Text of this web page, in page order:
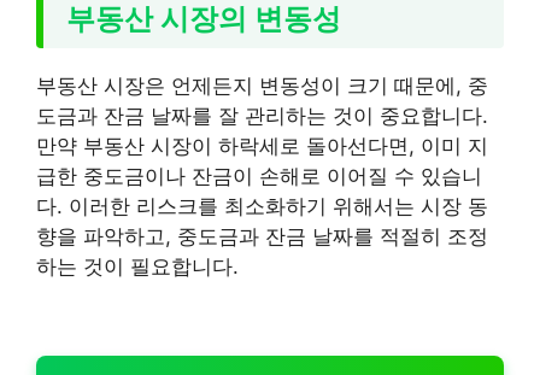
부동산 시장의 변동성
부동산 시장은 언제든지 변동성이 크기 때문에, 중
도금과 잔금 날짜를 잘 관리하는 것이 중요합니다.
만약 부동산 시장이 하락세로 돌아선다면, 이미 지
급한 중도금이나 잔금이 손해로 이어질 수 있습니
다. 이러한 리스크를 최소화하기 위해서는 시장 동
향을 파악하고, 중도금과 잔금 날짜를 적절히 조정
하는 것이 필요합니다.